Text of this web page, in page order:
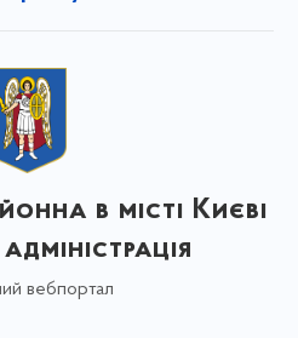
в місті Києві
вебпортал